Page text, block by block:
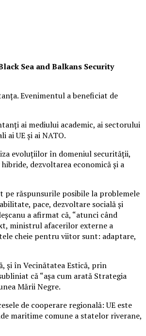
Sea and Balkans Security
Evenimentul a beneficiat de
ai mediului academic, ai sectorului
ai UE și ai NATO.
evoluțiilor în domeniul securității,
dezvoltarea economică și a
răspunsurile posibile la problemele
pace, dezvoltare socială și
a afirmat că, “atunci când
ministrul afacerilor externe a
cheie pentru viitor sunt: adaptare,
și în Vecinătatea Estică, prin
că “așa cum arată Strategia
Mării Negre.
de cooperare regională: UE este
maritime comune a statelor riverane,